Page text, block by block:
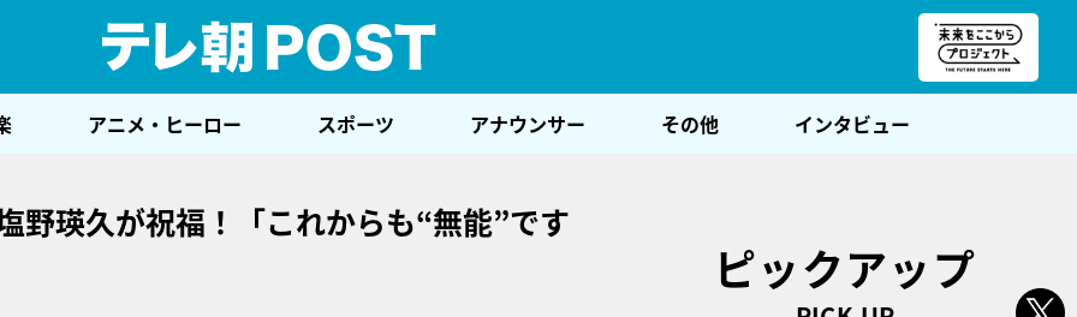
アニメ・ヒーロー スポーツ アナウンサー その他 インタビュー
野瑛久が祝福！「これからも“無能”です
ピックアップ